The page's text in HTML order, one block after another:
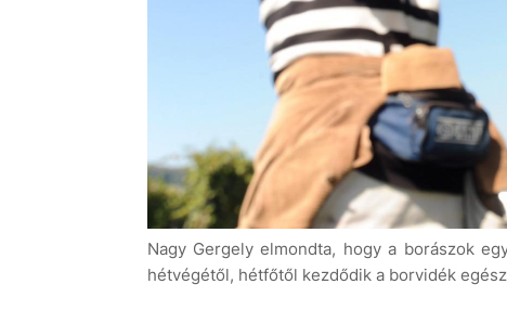
Nagy Gergely elmondta, hogy a borászok
hétvégétől, hétfőtől kezdődik a borvidék